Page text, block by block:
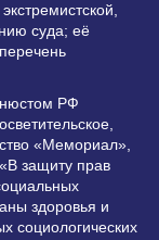
суда; её
РФ
«Мемориал»,
защиту прав
здоровья и
социологических